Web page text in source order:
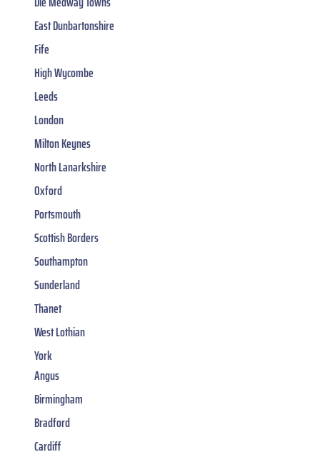
East Dunbartonshire
Fife
High Wycombe
Leeds
London
Milton Keynes
North Lanarkshire
Oxford
Portsmouth
Scottish Borders
Southampton
Sunderland
Thanet
West Lothian
York
Angus
Birmingham
Bradford
Cardiff